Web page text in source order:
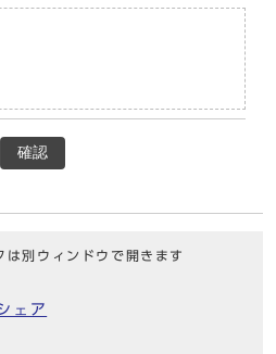
確認
は別ウィンドウで開きます
ェア